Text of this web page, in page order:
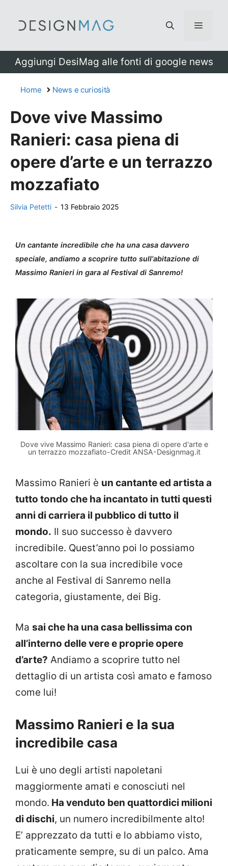
Menu
Aggiungi DesiMag alle fonti di google news
Home News e curiosità
Dove vive Massimo
Ranieri: casa piena di
opere d’arte e un terrazzo
mozzafiato
Silvia Petetti - 13 Febbraio 2025
Un cantante incredibile che ha una casa davvero
speciale, andiamo a scoprire tutto sull'abitazione di
Massimo Ranieri in gara al Festival di Sanremo!
Dove vive Massimo Ranieri: casa piena di opere d'arte e
un terrazzo mozzafiato-Credit ANSA-Designmag.it
Massimo Ranieri è un cantante ed artista a
tutto tondo che ha incantato in tutti questi
anni di carriera il pubblico di tutto il
mondo. Il suo successo è davvero
incredibile. Quest’anno poi lo possiamo
ascoltare con la sua incredibile voce
anche al Festival di Sanremo nella
categoria, giustamente, dei Big.
Ma sai che ha una casa bellissima con
all’interno delle vere e proprie opere
d’arte? Andiamo a scoprire tutto nel
dettaglio di un artista così amato e famoso
come lui!
Massimo Ranieri e la sua
incredibile casa
Lui è uno degli artisti napoletani
maggiormente amati e conosciuti nel
mondo. Ha venduto ben quattordici milioni
di dischi, un numero incredibilmente alto!
E’ apprezzato da tutti e lo abbiamo visto,
praticamente sempre, su di un palco. Ama